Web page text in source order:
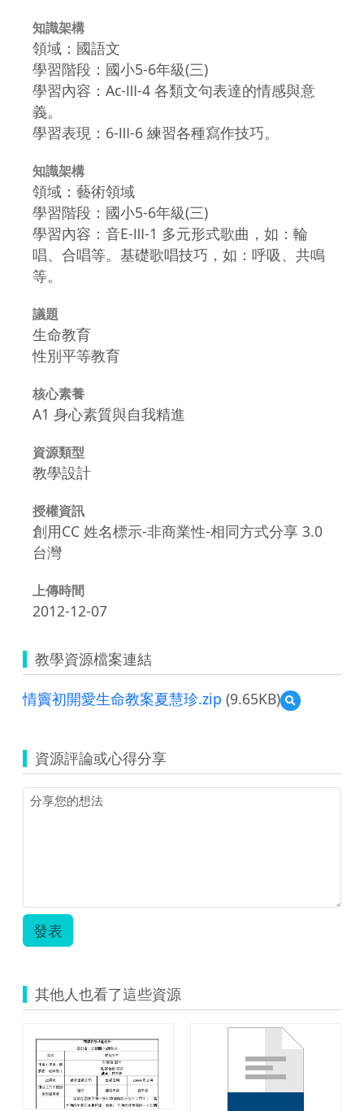
知識架構
領域：國語文
學習階段：國小5-6年級(三)
學習內容：Ac-Ⅲ-4 各類文句表達的情感與意
義。
學習表現：6-Ⅲ-6 練習各種寫作技巧。
知識架構
領域：藝術領域
學習階段：國小5-6年級(三)
學習內容：音E-Ⅲ-1 多元形式歌曲，如：輪
唱、合唱等。基礎歌唱技巧，如：呼吸、共鳴
等。
議題
生命教育
性別平等教育
核心素養
A1 身心素質與自我精進
資源類型
教學設計
授權資訊
創用CC 姓名標示-非商業性-相同方式分享 3.0
台灣
上傳時間
2012-12-07
教學資源檔案連結
情竇初開愛生命教案夏慧珍.zip (9.65KB)
預
覽
開
愛
資源評論或心得分享
發表
其他人也看了這些資源